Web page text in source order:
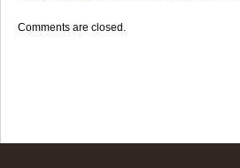
Comments are closed.